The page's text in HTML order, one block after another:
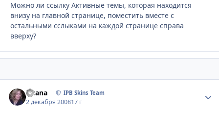
Можно ли ссылку Активные темы, которая находится
внизу на главной странице, поместить вместе с
остальными сслыками на каждой странице справа
вверху?
Fisana IPB Skins Team
2 декабря 200817 г